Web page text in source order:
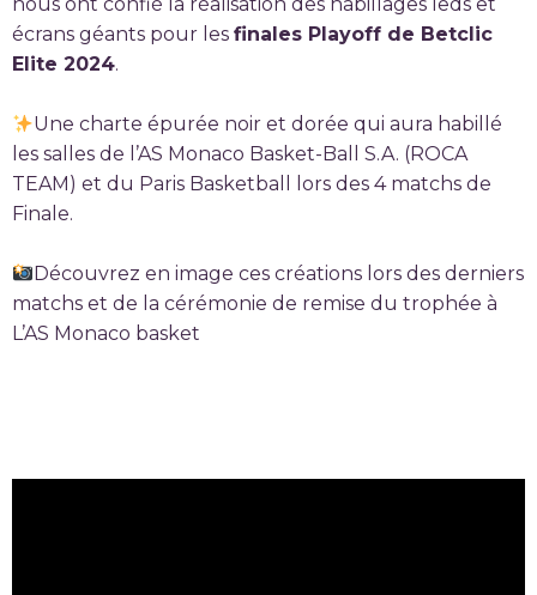
écrans géants pour les finales Playoff de Betclic
Elite 2024.
Une charte épurée noir et dorée qui aura habillé
les salles de l’AS Monaco Basket-Ball S.A. (ROCA
TEAM) et du Paris Basketball lors des 4 matchs de
Finale.
Découvrez en image ces créations lors des derniers
matchs et de la cérémonie de remise du trophée à
L’AS Monaco basket